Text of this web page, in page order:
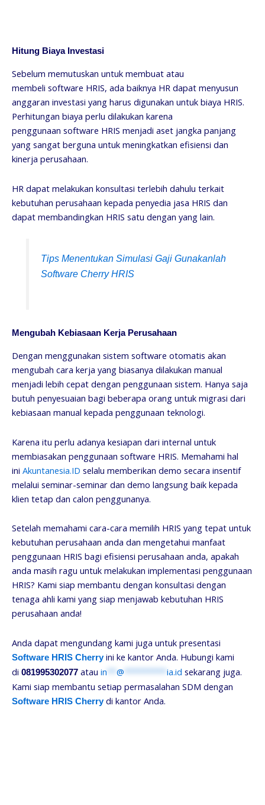
Hitung Biaya Investasi
Sebelum memutuskan untuk membuat atau
membeli software HRIS, ada baiknya HR dapat menyusun
anggaran investasi yang harus digunakan untuk biaya HRIS.
Perhitungan biaya perlu dilakukan karena
penggunaan software HRIS menjadi aset jangka panjang
yang sangat berguna untuk meningkatkan efisiensi dan
kinerja perusahaan.
HR dapat melakukan konsultasi terlebih dahulu terkait
kebutuhan perusahaan kepada penyedia jasa HRIS dan
dapat membandingkan HRIS satu dengan yang lain.
Tips Menentukan Simulasi Gaji Gunakanlah
Software Cherry HRIS
Mengubah Kebiasaan Kerja Perusahaan
Dengan menggunakan sistem software otomatis akan
mengubah cara kerja yang biasanya dilakukan manual
menjadi lebih cepat dengan penggunaan sistem. Hanya saja
butuh penyesuaian bagi beberapa orang untuk migrasi dari
kebiasaan manual kepada penggunaan teknologi.
Karena itu perlu adanya kesiapan dari internal untuk
membiasakan penggunaan software HRIS. Memahami hal
ini Akuntanesia.ID selalu memberikan demo secara insentif
melalui seminar-seminar dan demo langsung baik kepada
klien tetap dan calon penggunanya.
Setelah memahami cara-cara memilih HRIS yang tepat untuk
kebutuhan perusahaan anda dan mengetahui manfaat
penggunaan HRIS bagi efisiensi perusahaan anda, apakah
anda masih ragu untuk melakukan implementasi penggunaan
HRIS? Kami siap membantu dengan konsultasi dengan
tenaga ahli kami yang siap menjawab kebutuhan HRIS
perusahaan anda!
Anda dapat mengundang kami juga untuk presentasi
Software HRIS Cherryini ke kantor Anda. Hubungi kami
di 081995302077 atau in @ ia.id sekarang juga.
Kami siap membantu setiap permasalahan SDM dengan
Software HRIS Cherrydi kantor Anda.